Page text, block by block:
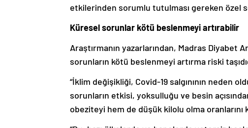
etkilerinden sorumlu tutulması gereken özel
Küresel sorunlar kötü beslenmeyi artırabilir
Araştırmanın yazarlarından, Madras Diyabet
sorunların kötü beslenmeyi artırma riski
“İklim değişikliği, Covid-19 salgınının neden
sorunların etkisi, yoksulluğu ve besin
obeziteyi hem de düşük kilolu olma